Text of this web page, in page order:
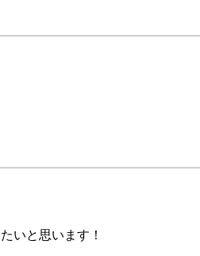
いと思います！